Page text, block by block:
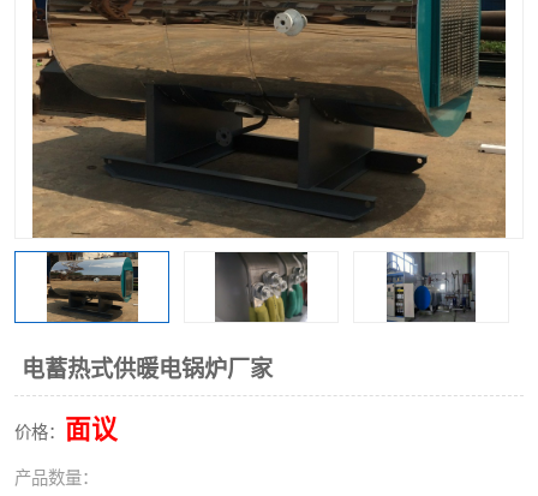
电蓄热式供暖电锅炉厂家
价格： 面议
产品数量：